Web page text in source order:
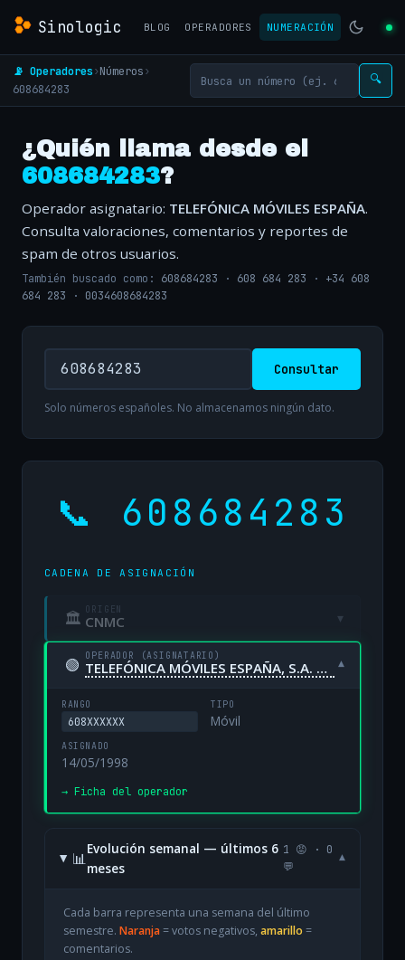
Sinologic BLOG OPERADORES NUMERACIÓN
📡 Operadores›Números›
608684283
🔍
¿Quién llama desde el
608684283?
Operador asignatario: TELEFÓNICA MÓVILES ESPAÑA.
Consulta valoraciones, comentarios y reportes de
spam de otros usuarios.
También buscado como: 608684283 · 608 684 283 · +34 608
684 283 · 0034608684283
Consultar
Solo números españoles. No almacenamos ningún dato.
📞 608684283
CADENA DE ASIGNACIÓN
🏛 ORIGEN
CNMC ▾
🟢 OPERADOR (ASIGNATARIO)
TELEFÓNICA MÓVILES ESPAÑA, S.A. UNIPERSONAL ▾
RANGO
608XXXXXX
TIPO
Móvil
ASIGNADO
14/05/1998
→ Ficha del operador
📊
Evolución semanal — últimos 6
meses
1 😡 · 0
💬
▾
Cada barra representa una semana del último
semestre. Naranja= votos negativos, amarillo =
comentarios.